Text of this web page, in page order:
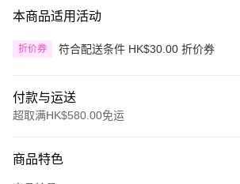
本商品适用活动
折价券 符合配送条件 HK$30.00 折价券
付款与运送
超取满HK$580.00免运
信用卡
商品特色